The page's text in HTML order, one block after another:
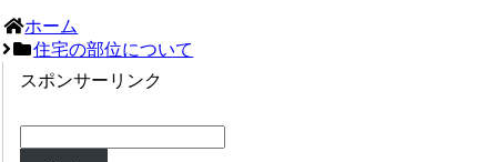
ホーム
住宅の部位について
スポンサーリンク